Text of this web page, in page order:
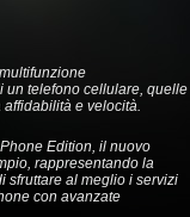
un telefono cellulare, quelle
e velocità.
Edition, il nuovo
rappresentando la
sfruttare al meglio i servizi
con avanzate